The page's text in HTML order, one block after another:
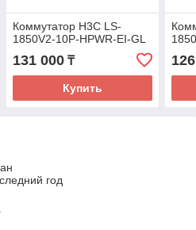
Коммутатор H3C LS-
1850V2-10P-HPWR-EI-GL
131 000₸
Купить
год